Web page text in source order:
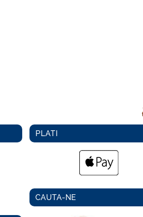
PLATI
CAUTA-NE